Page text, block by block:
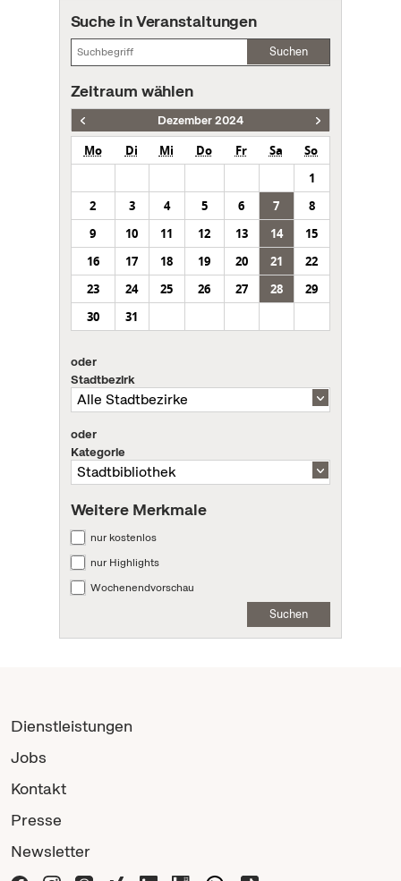
Suche in Veranstaltungen
Suchen
Zeitraum wählen
Dezember 2024
Mo Di Mi Do Fr Sa
So
1
2
3 4 5 6 7
8
9
10 11 12 13 14
15
16
17 18 19 20 21
22
23
24 25 26 27 28
29
30
31
oder
Stadtbezirk
oder
Kategorie
Weitere Merkmale
nur kostenlos
nur Highlights
Wochenendvorschau
Suchen
Dienstleistungen
Jobs
Kontakt
Presse
Newsletter